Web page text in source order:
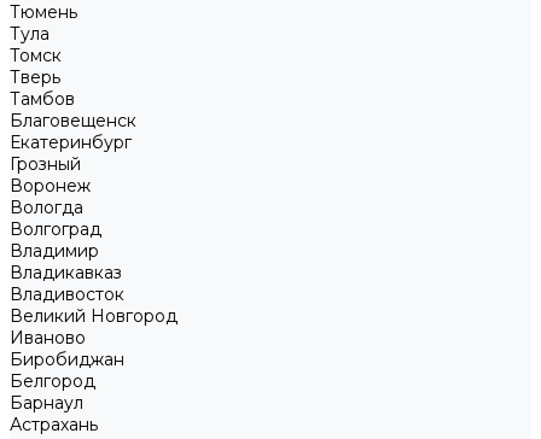
Тюмень
Тула
Томск
Тверь
Тамбов
Благовещенск
Екатеринбург
Грозный
Воронеж
Вологда
Волгоград
Владимир
Владикавказ
Владивосток
Великий Новгород
Иваново
Биробиджан
Белгород
Барнаул
Астрахань